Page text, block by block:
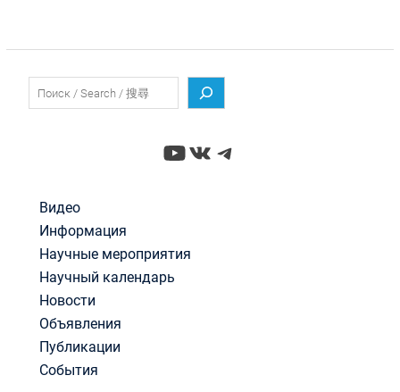
YouTube
ВКонтакте
Telegram
Видео
Информация
Научные мероприятия
Научный календарь
Новости
Объявления
Публикации
События